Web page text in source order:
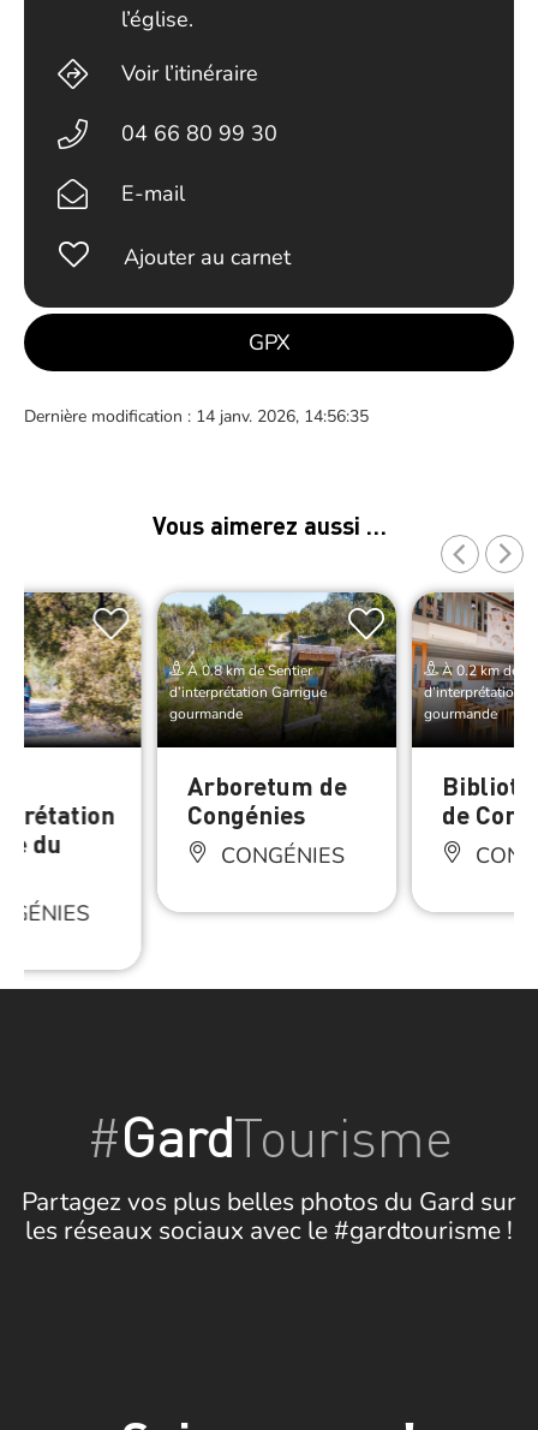
l’église.
Voir l’itinéraire
04 66 80 99 30
E-mail
Ajouter au carnet
GPX
Dernière modification : 14 janv. 2026, 14:56:35
Vous aimerez aussi …
du
À 0.8 km de Sentier
d’interprétation Garrigue
gourmande
Arboretum de
Congénies
CONGÉNIES
À 0.2 km de
d’interprétation
gourmande
de
#GardTourisme
Partagez vos plus belles photos du Gard sur
les réseaux sociaux avec le #gardtourisme !